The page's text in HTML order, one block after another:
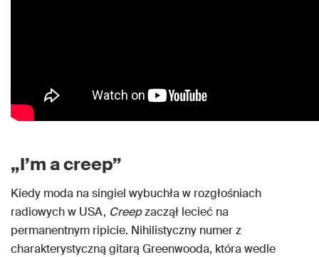
„I’m a creep”
Kiedy moda na singiel wybuchła w rozgłośniach
radiowych w USA, Creepzaczął lecieć na
permanentnym ripicie. Nihilistyczny numer z
charakterystyczną gitarą Greenwooda, która wedle